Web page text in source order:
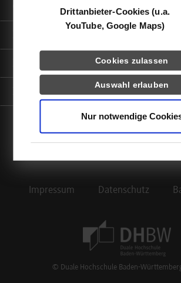
Drittanbieter-Cookies (u.a.
YouTube, Google Maps)
Cookies zulassen
Auswahl erlauben
Nur notwendige
Quicklinks
Kontaktinfo
facebookinstagramlinkedin
Impressum Datenschutz
© Duale Hochschule Baden-